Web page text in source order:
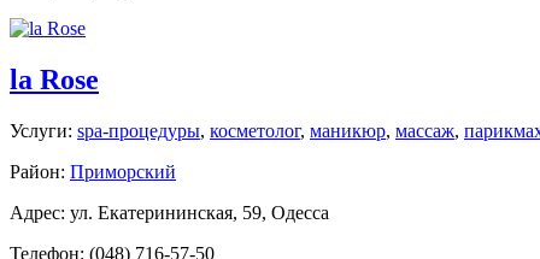
la Rose
Услуги: spa-процедуры, косметолог, маникюр, массаж,
Район: Приморский
Адрес: ул. Екатерининская, 59, Одесса
Телефон: (048) 716-57-50